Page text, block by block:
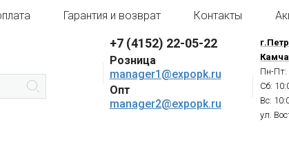
Гарантия и возврат Контакты
+7 (4152) 22-05-22
Розница
manager1@expopk.ru
Опт
manager2@expopk.ru
Пн-Пт:
Сб:
Вс:
ул.